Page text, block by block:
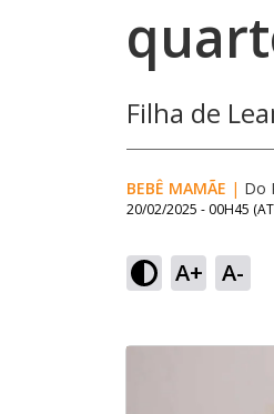
Filha de
BEBÊ MAMÃE | Do
20/02/2025 - 00H45
A+ A-